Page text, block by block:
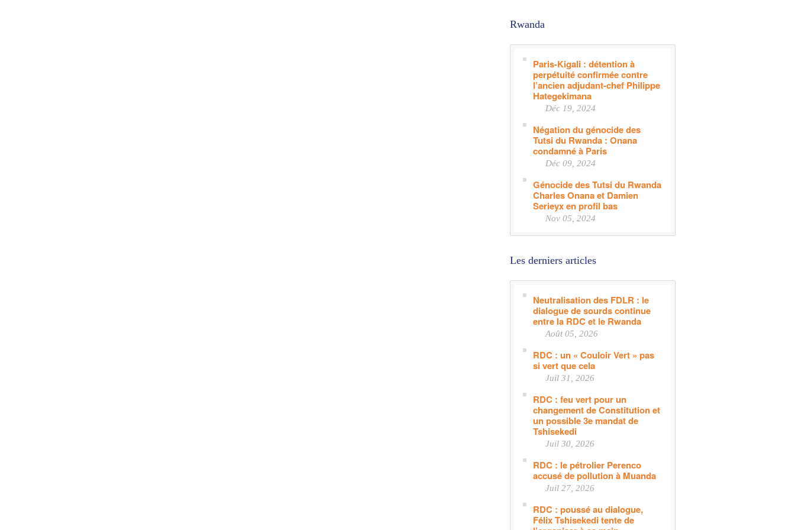
Rwanda
Paris-Kigali : détention à
perpétuité confirmée contre
l’ancien adjudant-chef Philippe
Hategekimana
Déc 19, 2024
Négation du génocide des
Tutsi du Rwanda : Onana
condamné à Paris
Déc 09, 2024
Génocide des Tutsi du Rwanda
Charles Onana et Damien
Serieyx en profil bas
Nov 05, 2024
Les derniers articles
Neutralisation des FDLR : le
dialogue de sourds continue
entre la RDC et le Rwanda
Août 05, 2026
RDC : un « Couloir Vert » pas
si vert que cela
Juil 31, 2026
RDC : feu vert pour un
changement de Constitution et
un possible 3e mandat de
Tshisekedi
Juil 30, 2026
RDC : le pétrolier Perenco
accusé de pollution à Muanda
Juil 27, 2026
RDC : poussé au dialogue,
Félix Tshisekedi tente de